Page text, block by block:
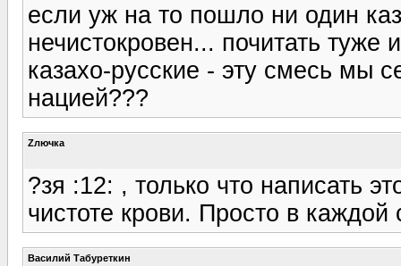
если уж на то пошло ни один
нечистокровен... почитать
казахо-русские - эту смесь мы
нацией???
Zлючка
?зя :12: , только что написать
чистоте крови. Просто в
Василий Табуреткин